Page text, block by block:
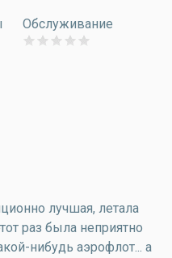
Обслуживание
лучшая, летала
раз была неприятно
нибудь аэрофлот... а